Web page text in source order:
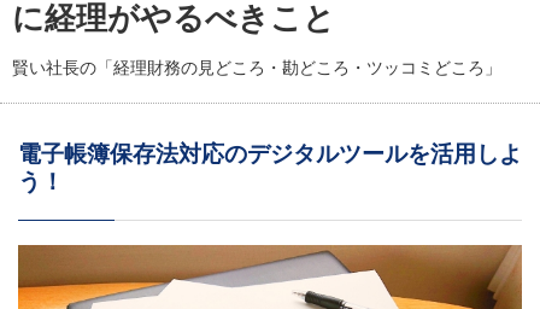
に経理がやるべきこと
賢い社長の「経理財務の見どころ・勘どころ・ツッコミどころ」
電子帳簿保存法対応のデジタルツールを活用しよ
う！